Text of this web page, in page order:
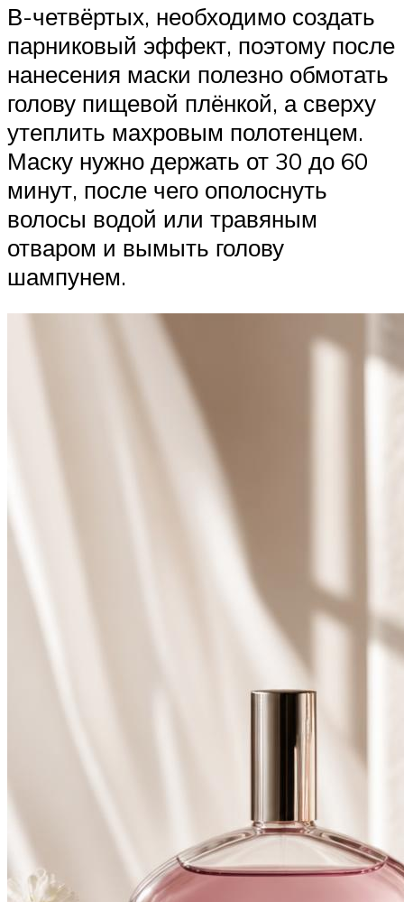
В-четвёртых, необходимо создать
парниковый эффект, поэтому после
нанесения маски полезно обмотать
голову пищевой плёнкой, а сверху
утеплить махровым полотенцем.
Маску нужно держать от 30 до 60
минут, после чего ополоснуть
волосы водой или травяным
отваром и вымыть голову
шампунем.